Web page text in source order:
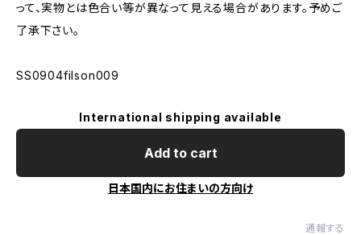
って、実物とは色合い等が異なって見える場合があります。予めご
了承下さい。
SS0904filson009
International shipping available
Add to cart
日本国内にお住まいの方向け
通報する